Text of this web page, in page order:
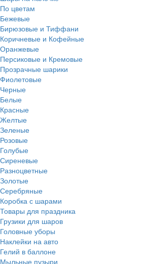
По цветам
Бежевые
Бирюзовые и Тиффани
Коричневые и Кофейные
Оранжевые
Персиковые и Кремовые
Прозрачные шарики
Фиолетовые
Черные
Белые
Красные
Желтые
Зеленые
Розовые
Голубые
Сиреневые
Разноцветные
Золотые
Серебряные
Коробка с шарами
Товары для праздника
Грузики для шаров
Головные уборы
Наклейки на авто
Гелий в баллоне
Мыльные пузыри